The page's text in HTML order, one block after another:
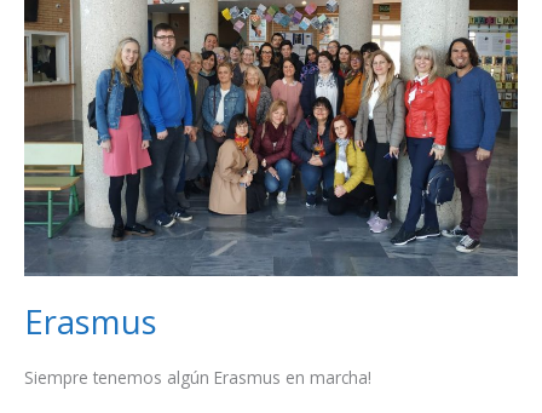
Erasmus
Siempre tenemos algún Erasmus en marcha!